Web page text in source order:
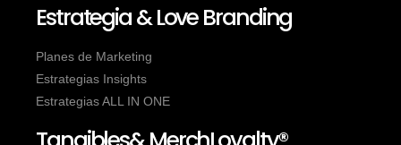
Estrategia & Love Branding
Planes de Marketing
Estrategias Insights
Estrategias ALL IN ONE